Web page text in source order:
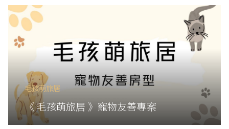
毛孩萌旅居
《 毛孩萌旅居 》寵物友善專案